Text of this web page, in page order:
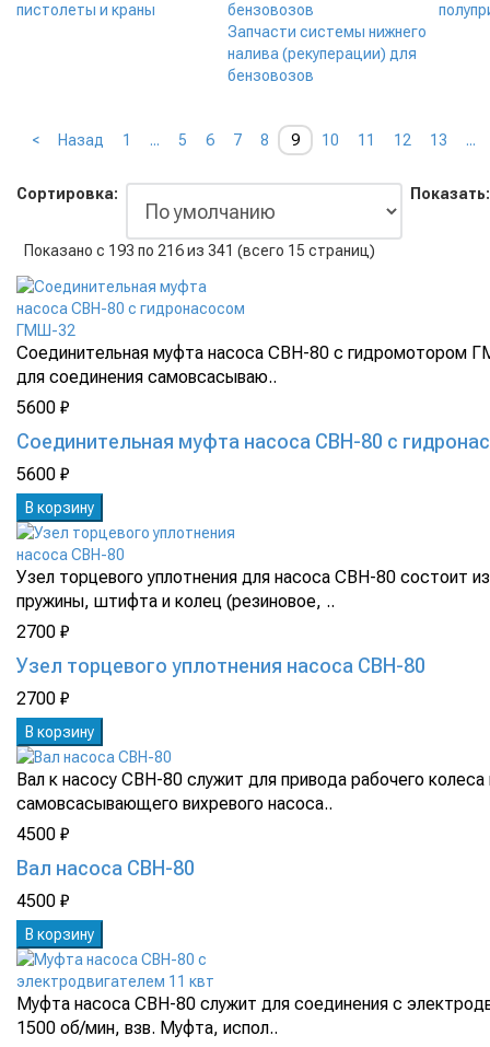
пистолеты и краны
Запчасти системы нижнего
налива (рекуперации) для
бензовозов
< Назад 1 ... 5 6 7 8 9 10 11 12 13 ...
Сортировка: Показать:
Показано с 193 по 216 из 341 (всего 15 страниц)
Соединительная муфта насоса СВН-80 с гидромотором
для соединения самовсасываю..
5600 ₽
Соединительная муфта насоса СВН-80 с
5600 ₽
В корзину
Узел торцевого уплотнения для насоса CBH-80 состоит
пружины, штифта и колец (резиновое, ..
2700 ₽
Узел торцевого уплотнения насоса СВН-80
2700 ₽
В корзину
Вал к насосу СВН-80 служит для привода рабочего колеса
самовсасывающего вихревого насоса..
4500 ₽
Вал насоса СВН-80
4500 ₽
В корзину
Муфта насоса СВН-80 служит для соединения с
1500 об/мин, взв. Муфта, испол..